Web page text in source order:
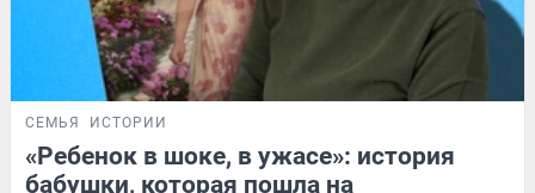
СЕМЬЯ ИСТОРИИ
«Ребенок в шоке, в ужасе»: история
бабушки, которая пошла на